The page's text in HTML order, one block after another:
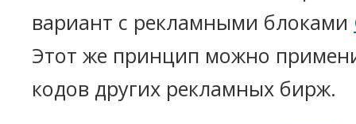
вариант с рекламными блоками
Этот же принцип можно
кодов других рекламных бирж.